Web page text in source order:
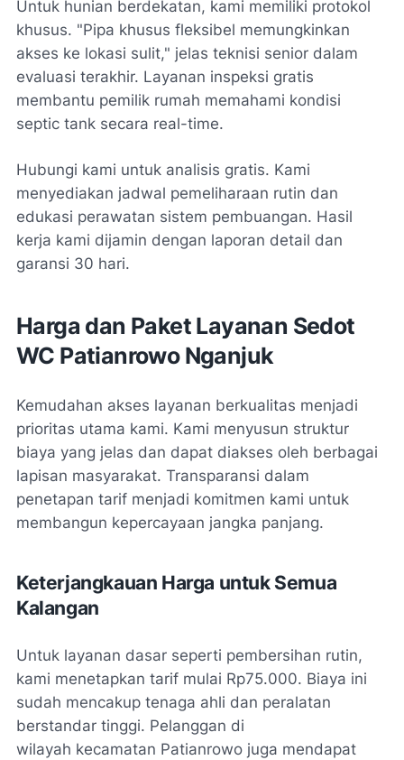
Untuk hunian berdekatan, kami memiliki protokol
khusus. "Pipa khusus fleksibel memungkinkan
akses ke lokasi sulit," jelas teknisi senior dalam
evaluasi terakhir. Layanan inspeksi gratis
membantu pemilik rumah memahami kondisi
septic tank secara real-time.
Hubungi kami untuk analisis gratis. Kami
menyediakan jadwal pemeliharaan rutin dan
edukasi perawatan sistem pembuangan. Hasil
kerja kami dijamin dengan laporan detail dan
garansi 30 hari.
Harga dan Paket Layanan Sedot
WC Patianrowo Nganjuk
Kemudahan akses layanan berkualitas menjadi
prioritas utama kami. Kami menyusun struktur
biaya yang jelas dan dapat diakses oleh berbagai
lapisan masyarakat. Transparansi dalam
penetapan tarif menjadi komitmen kami untuk
membangun kepercayaan jangka panjang.
Keterjangkauan Harga untuk Semua
Kalangan
Untuk layanan dasar seperti pembersihan rutin,
kami menetapkan tarif mulai Rp75.000. Biaya ini
sudah mencakup tenaga ahli dan peralatan
berstandar tinggi. Pelanggan di
wilayah kecamatan Patianrowo juga mendapat